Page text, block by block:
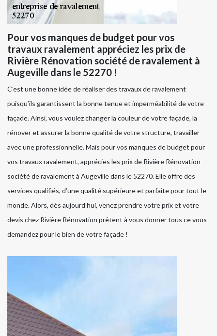
Pour vos manques de budget pour vos
travaux ravalement appréciez les prix de
Rivière Rénovation société de ravalement à
Augeville dans le 52270 !
C’est une bonne idée de réaliser des travaux de ravalement
puisqu’ils garantissent la bonne tenue et imperméabilité de votre
façade. Ainsi, vous voulez changer la couleur de votre façade, la
rénover et assurer la bonne qualité de votre structure, travailler
avec une professionnelle. Mais pour vos manques de budget pour
vos travaux ravalement, apprécies les prix de Rivière Rénovation
société de ravalement à Augeville dans le 52270. Elle offre des
services qualifiés, d’une qualité supérieure et parfaite pour tout le
monde. Alors, dès aujourd’hui, venez prendre votre prix et votre
devis chez Rivière Rénovation prêtent à vous donner tous ce vous
demandez pour le bien de votre façade !